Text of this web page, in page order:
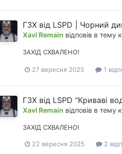
ГЗХ від LSPD | Чорний
Xavi Remain відповів в тему
ЗАХІД СХВАЛЕНО!
27 вересня 2025 1
ГЗХ від LSPD “Криваві
Xavi Remain відповів в тему
ЗАХІД СХВАЛЕНО!
22 вересня 2025 2